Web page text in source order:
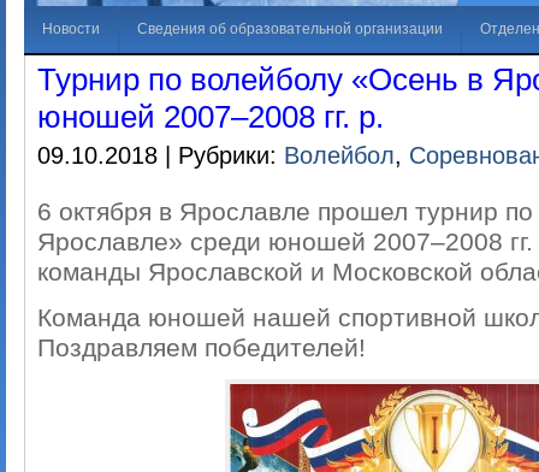
Новости Сведения об образовательной организации
Обращения граждан Решаем вместе Галерея
Лучший спортсмен
Турнир по волейболу «Осень в
юношей 2007–2008 гг. р.
09.10.2018 | Рубрики: Волейбол,
6 октября в Ярославле прошел турнир
Ярославле» среди юношей 2007–2008
команды Ярославской и Московской
Команда юношей нашей спортивной
Поздравляем победителей!